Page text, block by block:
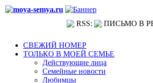
RSS: ПИСЬМО В
СВЕЖИЙ НОМЕР
ТОЛЬКО В МОЕЙ СЕМЬЕ
Действующие лица
Семейные новости
Любимцы